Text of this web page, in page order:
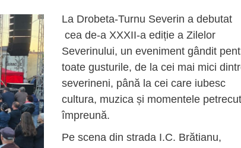
La Drobeta-Turnu Severin a debutat
cea de-a XXXII-a ediție a Zilelor
Severinului, un eveniment gândit
toate gusturile, de la cei mai mici
severineni, până la cei care iubesc
cultura, muzica și momentele
împreună.
Pe scena din strada I.C. Brătianu,